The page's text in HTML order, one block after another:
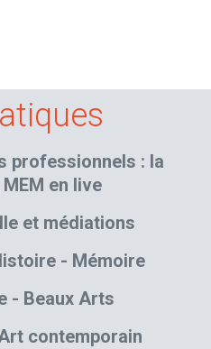
professionnels : la
en live
et médiations
- Mémoire
- Beaux Arts
contemporain